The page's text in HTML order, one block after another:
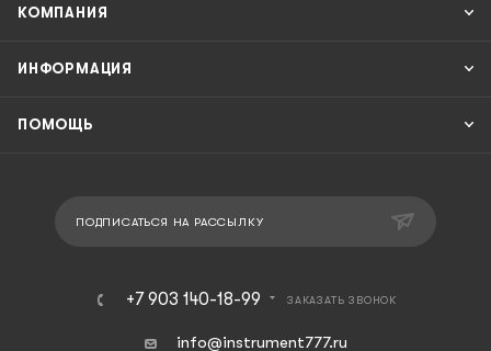
КОМПАНИЯ
ИНФОРМАЦИЯ
ПОМОЩЬ
ПОДПИСАТЬСЯ НА РАССЫЛКУ
+7 903 140-18-99 ЗАКАЗАТЬ ЗВОНОК
info@instrument777.ru